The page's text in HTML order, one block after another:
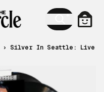
›
Silver In Seattle: Live